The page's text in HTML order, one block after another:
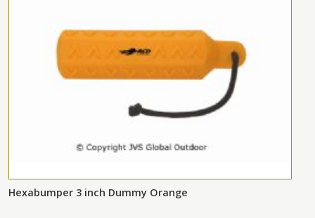
Hexabumper 3 inch Dummy Orange